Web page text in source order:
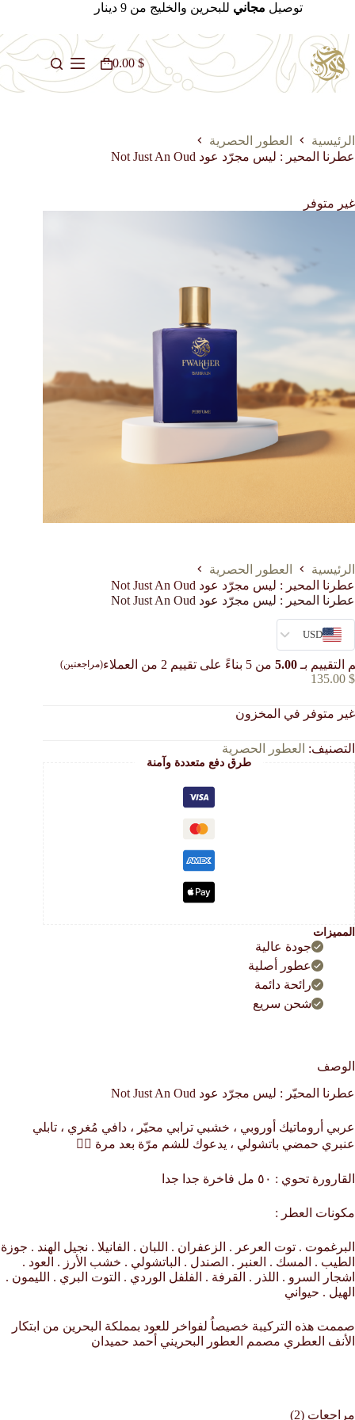
المحتوى
توصيل مجاني للبحرين والخليج من 9 دينار
عربة
التسوق
0.00$
الرئيسية
العطور الحصرية
عطرنا المحير : ليس مجرّد عود ‏Not Just An Oud
غير متوفر
الرئيسية
العطور الحصرية
عطرنا المحير : ليس مجرّد عود ‏Not Just An Oud
عطرنا المحير : ليس مجرّد عود ‏Not Just An Oud
USD
التقييم بـ 5.00من 5 بناءً على تقييم 2 من العملاء(مراجعتين)
135.00 $
غير متوفر في المخزون
التصنيف: العطور الحصرية
طرق دفع متعددة وآمنة
المميزات
جودة عالية
عطور أصلية
رائحة دائمة
شحن سريع
الوصف
عطرنا المحيّر : ليس مجرّد عود Not Just An Oud
عربي أروماتيك أوروبي ، خشبي ترابي محيّر ، دافي مُغري ، تابلي
عنبري حمضي باتشولي ، يدعوك للشم مرّة بعد مرة 👌🏼
القارورة تحوي : ٥٠ مل فاخرة جدا جدا
مكونات العطر :
البرغموت . توت العرعر . الزعفران . اللبان . الفانيلا . نجيل الهند . جوزة
الطيب . المسك . العنبر . الصندل . الباتشولي . خشب الأرز . العود .
اشجار السرو . اللذر . القرفة . الفلفل الوردي . التوت البري . الليمون .
الهيل . حيواني
صممت هذه التركيبة خصيصاُ لفواخر للعود بمملكة البحرين من ابتكار
الأنف العطري مصمم العطور البحريني أحمد حميدان
مراجعات (2)